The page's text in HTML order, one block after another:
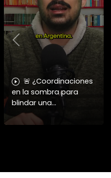
🚨 ¿Coordinaciones
en la sombra para
blindar una
candidatura
presidencial? Nuevos
Previous